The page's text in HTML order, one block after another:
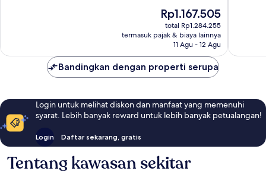
Harga
sekarang
Rp1.167.505
Rp1.167.505
total Rp1.284.255
termasuk pajak & biaya lainnya
11 Agu - 12 Agu
Bandingkan dengan properti serupa
Login untuk melihat diskon dan manfaat yang memenuhi
syarat. Lebih banyak reward untuk lebih banyak petualangan!
Login Daftar sekarang, gratis
Tentang kawasan sekitar